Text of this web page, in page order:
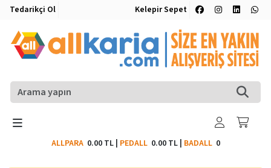
Tedarikçi Ol Kelepir Sepet
ALLPARA 0.00 TL| PEDALL 0.00 TL| BADALL0